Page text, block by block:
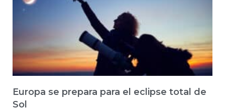
Europa se prepara para el eclipse total de
Sol